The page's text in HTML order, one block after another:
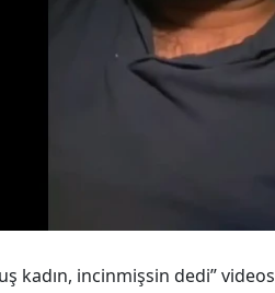
kadın, incinmişsin dedi”